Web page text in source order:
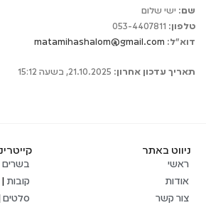
שם: ישי שלום
טלפון:
דוא"ל: matamihashalom@gmail.com
תאריך עדכון אחרון:
ניווט באתר
ראשי
אודות
צור קשר
בשרים
קובות
סלטים